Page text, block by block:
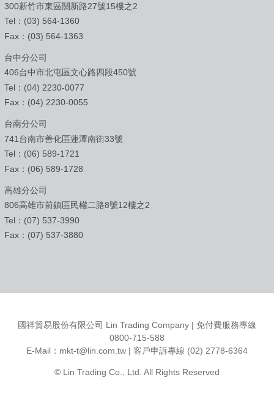
300新竹市東區關新路27號15樓之2
Tel：(03) 564-1360
Fax：(03) 564-1363
台中分公司
406台中市北屯區文心路四段450號
Tel：(04) 2230-0077
Fax：(04) 2230-0055
台南分公司
741台南市善化區蓮潭南街33號
Tel：(06) 589-1721
Fax：(06) 589-1728
高雄分公司
806高雄市前鎮區民權二路8號12樓之2
Tel：(07) 537-3990
Fax：(07) 537-3880
國祥貿易股份有限公司 Lin Trading Company | 免付費服務專線
0800-715-588
E-Mail： mkt-t@lin.com.tw | 客戶申訴專線 (02) 2778-6364
© Lin Trading Co., Ltd. All Rights Reserved